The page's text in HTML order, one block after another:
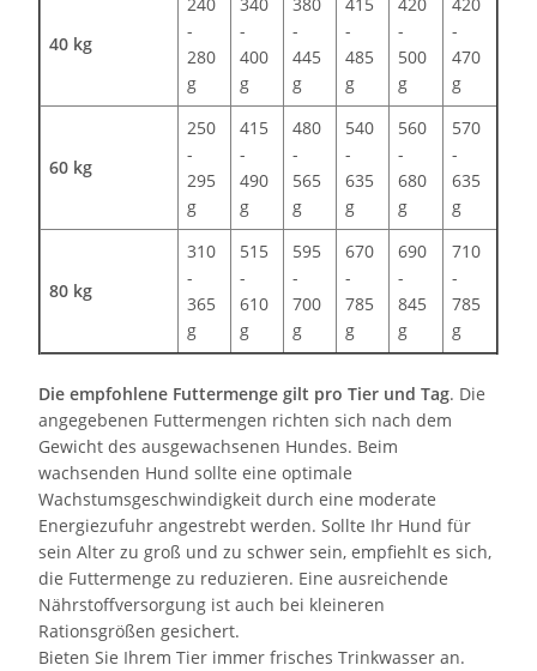
40 kg
-
280
g
-
400
g
-
445
g
-
485
g
-
500
g
-
470
g
60 kg
250
-
295
g
415
-
490
g
480
-
565
g
540
-
635
g
560
-
680
g
570
-
635
g
80 kg
310
-
365
g
515
-
610
g
595
-
700
g
670
-
785
g
690
-
845
g
710
-
785
g
Die empfohlene Futtermenge gilt pro Tier und Tag. Die
angegebenen Futtermengen richten sich nach dem
Gewicht des ausgewachsenen Hundes. Beim
wachsenden Hund sollte eine optimale
Wachstumsgeschwindigkeit durch eine moderate
Energiezufuhr angestrebt werden. Sollte Ihr Hund für
sein Alter zu groß und zu schwer sein, empfiehlt es sich,
die Futtermenge zu reduzieren. Eine ausreichende
Nährstoffversorgung ist auch bei kleineren
Rationsgrößen gesichert.
Bieten Sie Ihrem Tier immer frisches Trinkwasser an.